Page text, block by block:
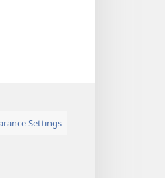
Settings